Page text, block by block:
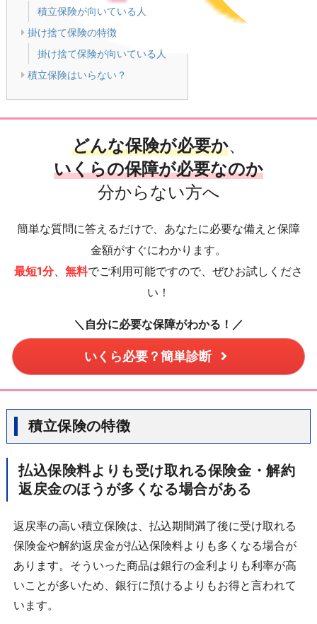
積立保険が向いている人
掛け捨て保険の特徴
掛け捨て保険が向いている人
積立保険はいらない？
どんな保険が必要か、
いくらの保障が必要なのか
分からない方へ
簡単な質問に答えるだけで、あなたに必要な備えと保障
金額がすぐにわかります。
最短1分、 無料でご利用可能ですので、ぜひお試しくださ
い！
＼自分に必要な保障がわかる！／
いくら必要？簡単診断
積立保険の特徴
払込保険料よりも受け取れる保険金・解約
返戻金のほうが多くなる場合がある
返戻率の高い積立保険は、払込期間満了後に受け取れる
保険金や解約返戻金が払込保険料よりも多くなる場合が
あります。そういった商品は銀行の金利よりも利率が高
いことが多いため、銀行に預けるよりもお得と言われて
います。